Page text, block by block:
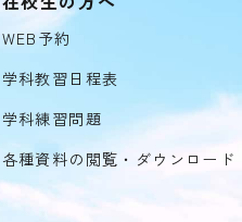
WEB予約
学科教習日程表
学科練習問題
各種資料の閲覧・ダウンロード